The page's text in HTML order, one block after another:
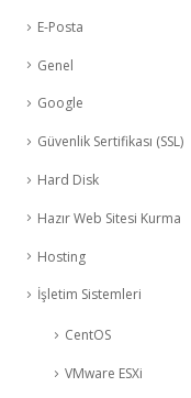
E-Posta
Genel
Google
Güvenlik Sertifikası (SSL)
Hard Disk
Hazır Web Sitesi Kurma
Hosting
İşletim Sistemleri
CentOS
VMware ESXi